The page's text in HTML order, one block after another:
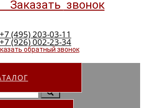
звонок
+7 (495) 203-03-11
+7 (926) 002-23-34
обратный звонок